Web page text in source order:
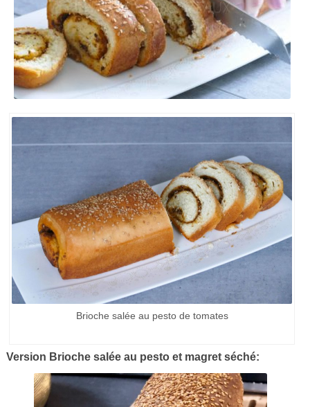
Brioche salée au pesto de tomates
Version Brioche salée au pesto et magret séché: